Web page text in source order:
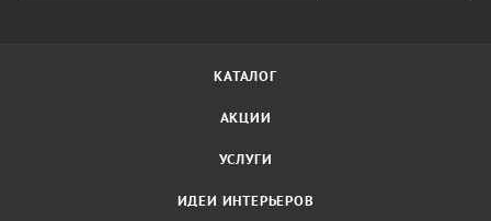
КАТАЛОГ
АКЦИИ
УСЛУГИ
ИДЕИ ИНТЕРЬЕРОВ